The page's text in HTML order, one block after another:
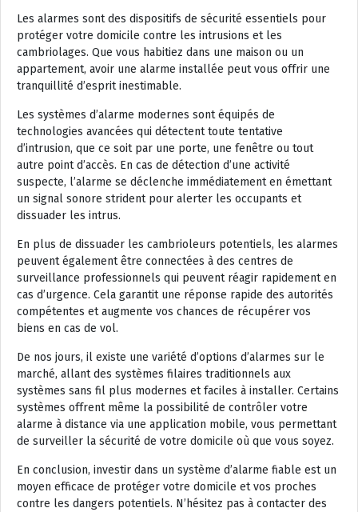
Les alarmes sont des dispositifs de sécurité essentiels pour
protéger votre domicile contre les intrusions et les
cambriolages. Que vous habitiez dans une maison ou un
appartement, avoir une alarme installée peut vous offrir une
tranquillité d’esprit inestimable.
Les systèmes d’alarme modernes sont équipés de
technologies avancées qui détectent toute tentative
d’intrusion, que ce soit par une porte, une fenêtre ou tout
autre point d’accès. En cas de détection d’une activité
suspecte, l’alarme se déclenche immédiatement en émettant
un signal sonore strident pour alerter les occupants et
dissuader les intrus.
En plus de dissuader les cambrioleurs potentiels, les alarmes
peuvent également être connectées à des centres de
surveillance professionnels qui peuvent réagir rapidement en
cas d’urgence. Cela garantit une réponse rapide des autorités
compétentes et augmente vos chances de récupérer vos
biens en cas de vol.
De nos jours, il existe une variété d’options d’alarmes sur le
marché, allant des systèmes filaires traditionnels aux
systèmes sans fil plus modernes et faciles à installer. Certains
systèmes offrent même la possibilité de contrôler votre
alarme à distance via une application mobile, vous permettant
de surveiller la sécurité de votre domicile où que vous soyez.
En conclusion, investir dans un système d’alarme fiable est un
moyen efficace de protéger votre domicile et vos proches
contre les dangers potentiels. N’hésitez pas à contacter des